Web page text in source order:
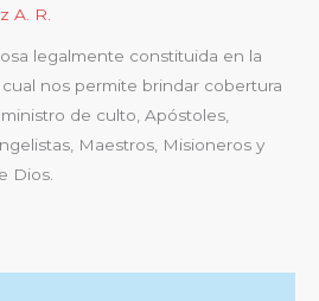
A. R.
legalmente constituida en la
nos permite brindar cobertura
de culto, Apóstoles,
Maestros, Misioneros y
Dios.